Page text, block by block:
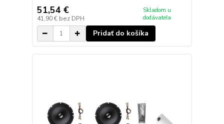
51,54 €
41,90 € bez DPH
Skladom u
dodávateľa
Pridať do košíka